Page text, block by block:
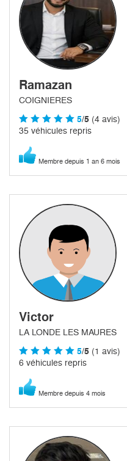
Ramazan
COIGNIERES
5/5 (4 avis)
35 véhicules repris
Membre depuis 1 an 6 mois
Victor
LA LONDE LES MAURES
5/5 (1 avis)
6 véhicules repris
Membre depuis 4 mois